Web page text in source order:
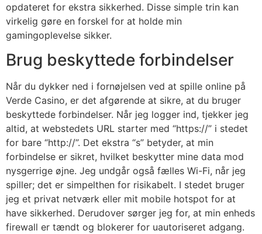
opdateret for ekstra sikkerhed. Disse simple trin kan
virkelig gøre en forskel for at holde min
gamingoplevelse sikker.
Brug beskyttede forbindelser
Når du dykker ned i fornøjelsen ved at spille online på
Verde Casino, er det afgørende at sikre, at du bruger
beskyttede forbindelser. Når jeg logger ind, tjekker jeg
altid, at webstedets URL starter med “https://” i stedet
for bare “http://”. Det ekstra “s” betyder, at min
forbindelse er sikret, hvilket beskytter mine data mod
nysgerrige øjne. Jeg undgår også fælles Wi-Fi, når jeg
spiller; det er simpelthen for risikabelt. I stedet bruger
jeg et privat netværk eller mit mobile hotspot for at
have sikkerhed. Derudover sørger jeg for, at min enheds
firewall er tændt og blokerer for uautoriseret adgang.